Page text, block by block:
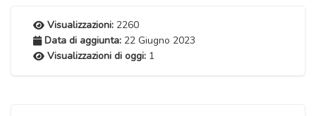
Visualizzazioni: 2260
Data di aggiunta: 22 Giugno 2023
Visualizzazioni di oggi: 1